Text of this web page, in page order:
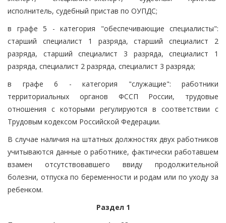
исполнитель, судебный пристав по ОУПДС;
в графе 5 - категория "обеспечивающие специалисты":
старший специалист 1 разряда, старший специалист 2
разряда, старший специалист 3 разряда, специалист 1
разряда, специалист 2 разряда, специалист 3 разряда;
в графе 6 - категория "служащие": работники
территориальных органов ФССП России, трудовые
отношения с которыми регулируются в соответствии с
Трудовым кодексом Российской Федерации.
В случае наличия на штатных должностях двух работников
учитываются данные о работнике, фактически работавшем
взамен отсутствовавшего ввиду продолжительной
болезни, отпуска по беременности и родам или по уходу за
ребенком.
Раздел 1